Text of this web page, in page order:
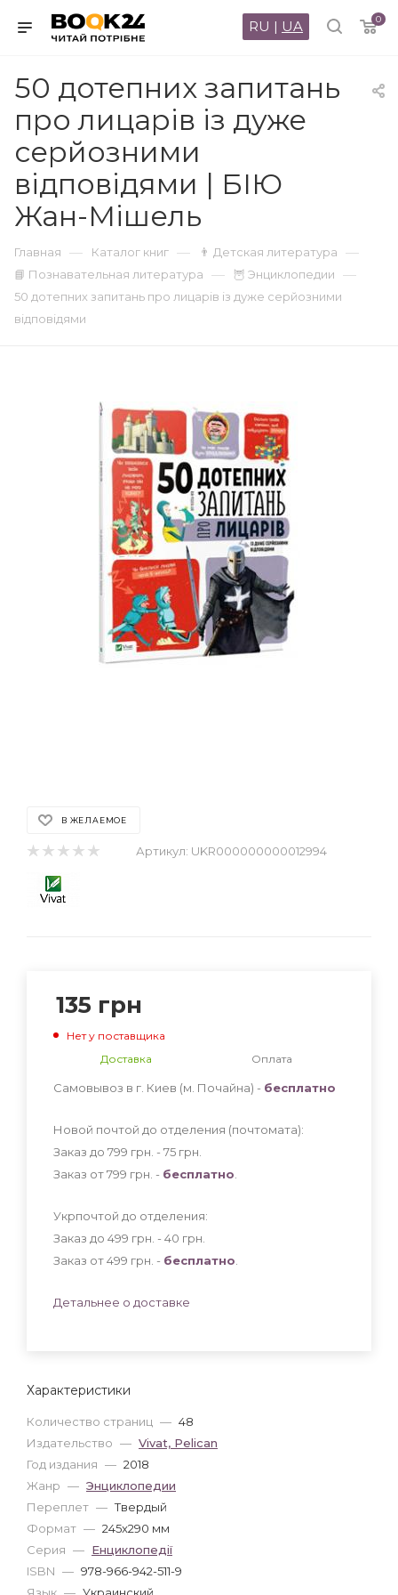
0
RU | UA
50 дотепних запитань
про лицарів із дуже
серйозними
відповідями | БІЮ
Жан-Мішель
Главная — Каталог книг — 👨 Детская литература —
📘 Познавательная литература — 🦉 Энциклопедии —
50 дотепних запитань про лицарів із дуже серйозними
відповідями
В ЖЕЛАЕМОЕ
Артикул: UKR000000000012994
Характеристики
Количество страниц — 48
Издательство — Vivat, Pelican
Год издания — 2018
Жанр — Энциклопедии
Переплет — Твердый
Формат — 245x290 мм
Серия — Енциклопедії
ISBN — 978-966-942-511-9
Язык — Украинский
135 грн
Нет у поставщика
Доставка
Оплата
Самовывоз в г. Киев (м. Почайна) - бесплатно
Новой почтой до отделения (почтомата):
Заказ до 799 грн. - 75 грн
Заказ от 799 грн. - бесплатно
Укрпочтой до отделения:
Заказ до 499 грн. - 40 грн
Заказ от 499 грн. - бесплатно
Детальнее о доставке